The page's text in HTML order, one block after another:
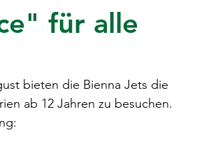
für alle
bieten die Bienna Jets die
ab 12 Jahren zu besuchen.